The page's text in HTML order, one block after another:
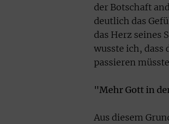
der Botschaft
deutlich das
das Herz seines
wusste ich, dass
passieren
"Mehr Gott in
Aus diesem